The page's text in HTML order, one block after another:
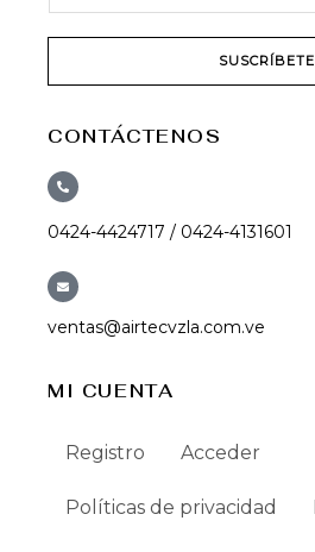
SUSCRÍBETE
CONTÁCTENOS
0424-4424717 / 0424-4131601
ventas@airtecvzla.com.ve
MI CUENTA
Registro Acceder
Políticas de privacidad